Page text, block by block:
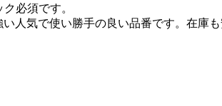
必須です。
人気で使い勝手の良い品番です。在庫